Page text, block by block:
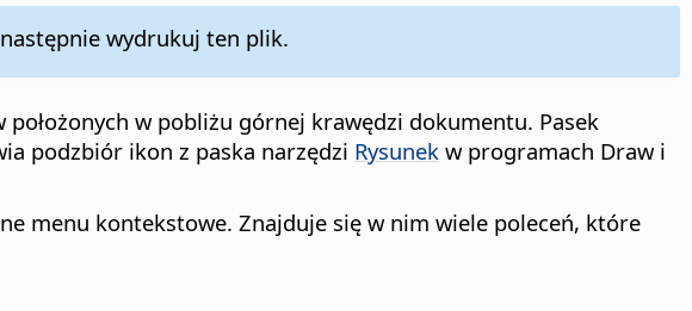
wydrukuj ten plik.
położonych w pobliżu górnej krawędzi dokumentu. Pasek
podzbiór ikon z paska narzędzi Rysunek w programach Draw i
menu kontekstowe. Znajduje się w nim wiele poleceń, które